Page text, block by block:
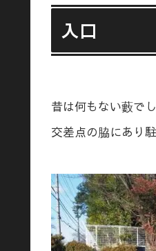
入口
昔は何もない藪で
交差点の脇にあり